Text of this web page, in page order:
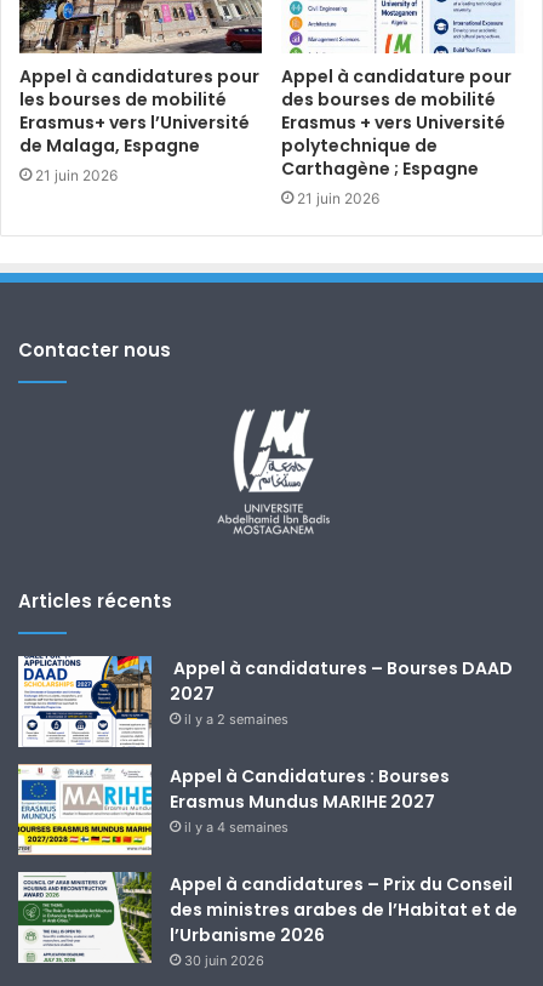
Appel à candidatures pour
les bourses de mobilité
Erasmus+ vers l’Université
de Malaga, Espagne
21 juin 2026
Appel à candidature pour
des bourses de mobilité
Erasmus + vers Université
polytechnique de
Carthagène ; Espagne
21 juin 2026
Contacter nous
Articles récents
Appel à candidatures – Bourses DAAD
2027
il y a 2 semaines
Appel à Candidatures : Bourses
Erasmus Mundus MARIHE 2027
il y a 4 semaines
Appel à candidatures – Prix du Conseil
des ministres arabes de l’Habitat et de
l’Urbanisme 2026
30 juin 2026